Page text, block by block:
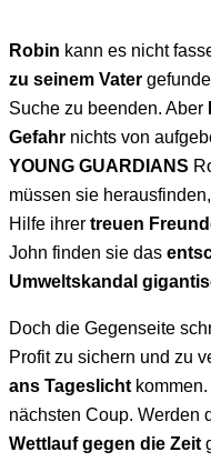
Robin kann es nicht
zu seinem Vater
Suche zu beenden. Aber
Gefahr nichts von
YOUNG GUARDIANS
müssen sie
Hilfe ihrer treuen
John finden sie das
Umweltskandal
Doch die Gegenseite
Profit zu sichern und zu
ans Tageslicht
nächsten Coup. Werden
Wettlauf gegen die Zeit